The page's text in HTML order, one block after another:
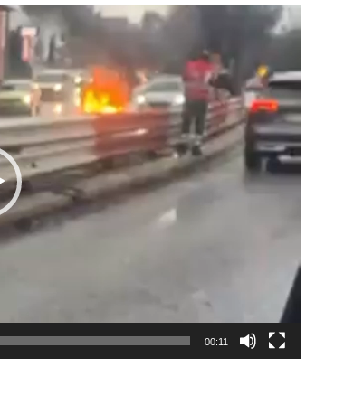
00:11